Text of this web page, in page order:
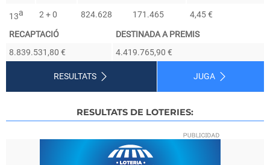
13a 2 + 0 824.628 171.465 4,45 €
RECAPTACIÓ
DESTINADA A PREMIS
8.839.531,80 €
4.419.765,90 €
RESULTATS DE LOTERIES: